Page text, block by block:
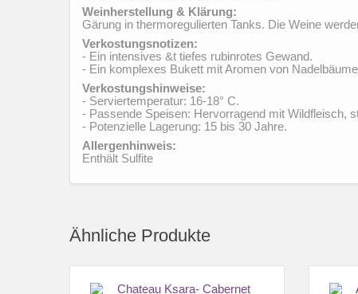
Weinherstellung & Klärung:
Gärung in thermoregulierten Tanks. Die Weine
Verkostungsnotizen:
- Ein intensives &t tiefes rubinrotes Gewand.
- Ein komplexes Bukett mit Aromen von
Verkostungshinweise:
- Serviertemperatur: 16-18° C.
- Passende Speisen: Hervorragend mit Wildfleisch,
- Potenzielle Lagerung: 15 bis 30 Jahre.
Allergenhinweis:
Enthält Sulfite
Ähnliche Produkte